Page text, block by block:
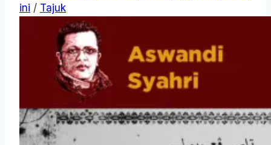
ini / Tajuk